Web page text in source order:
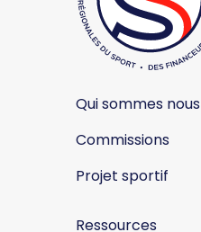
Qui sommes nous
Commissions
Projet sportif
Ressources